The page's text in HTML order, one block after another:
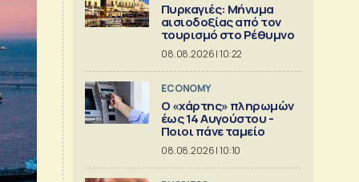
Πυρκαγιές: Μήνυμα
αισιοδοξίας από τον
τουρισμό στο Ρέθυμνο
08.08.2026 | 10:22
ECONOMY
Ο «χάρτης» πληρωμών
έως 14 Αυγούστου -
Ποιοι πάνε ταμείο
08.08.2026 | 10:10